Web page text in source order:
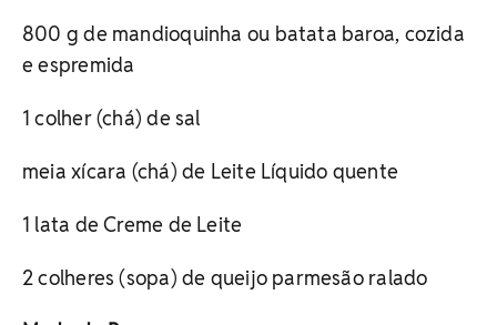
800 g de mandioquinha ou batata baroa, cozida
e espremida
1 colher (chá) de sal
meia xícara (chá) de Leite Líquido quente
1 lata de Creme de Leite
2 colheres (sopa) de queijo parmesão ralado